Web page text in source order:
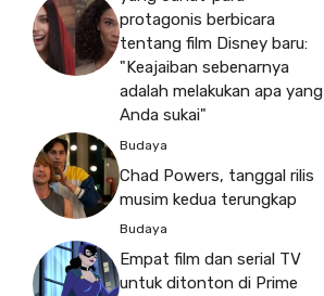
protagonis berbicara
tentang film Disney baru:
"Keajaiban sebenarnya
adalah melakukan apa yang
Anda sukai"
Budaya
Chad Powers, tanggal rilis
musim kedua terungkap
Budaya
Empat film dan serial TV
untuk ditonton di Prime